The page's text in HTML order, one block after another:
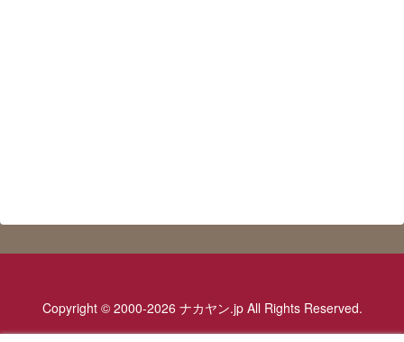
Copyright © 2000-2026 ナカヤン.jp All Rights Reserved.